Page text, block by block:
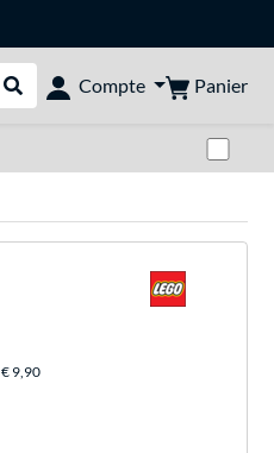
Rechercher dans le shop
Compte Panier
€ 9,90